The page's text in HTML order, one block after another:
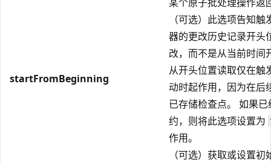
startFromBeginning
（可选）此选项告知触
器的更改历史记录开头
改，而不是从当前时间
从开头位置读取仅在触
动时起作用，因为在后
已存储检查点。 如果
约，则将此选项设置为
作用。
（可选）获取或设置初